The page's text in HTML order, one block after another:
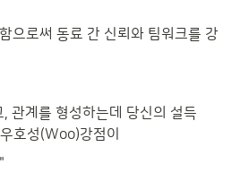
으로써 동료 간 신뢰와 팀워크를 강
관계를 형성하는데 당신의 설득
호성(Woo)강점이